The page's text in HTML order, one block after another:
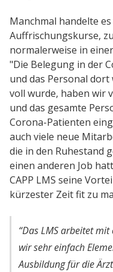
Manchmal handelte
Auffrischungskurse,
normalerweise in
"Die Belegung in der
und das Personal
voll wurde, haben wir
und das gesamte
Corona-Patienten
auch viele neue
die in den Ruhestand
einen anderen Job
CAPP LMS seine
kürzester Zeit fit zu
“Das LMS arbeitet
wir sehr einfach
Ausbildung für die